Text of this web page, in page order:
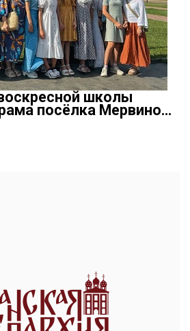
школы
посёлка Мервино…